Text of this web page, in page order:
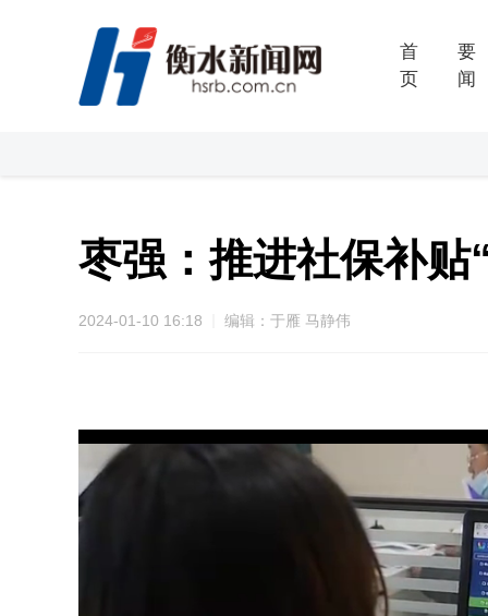
首
页
要
闻
枣强：推进社保补贴
2024-01-10 16:18 编辑：于雁 马静伟